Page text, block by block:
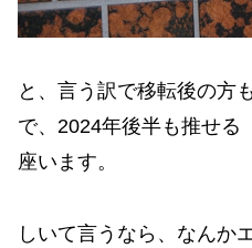
と、言う訳で移転後の方
で、2024年後半も推せる
座います。
しいて言うなら、なんか